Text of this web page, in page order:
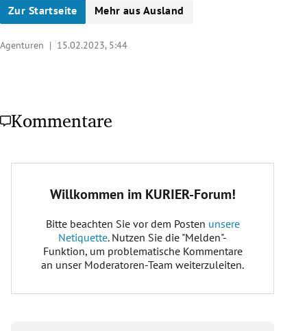
Zur Startseite Mehr aus Ausland
Agenturen | 15.02.2023, 5:44
Kommentare